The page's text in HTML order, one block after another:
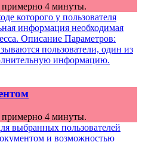
примерно 4 минуты.
которого у пользователя
информация необходимая
Описание Параметров:
пользователи, один из
информацию.
примерно 4 минуты.
выбранных пользователей
и возможностью